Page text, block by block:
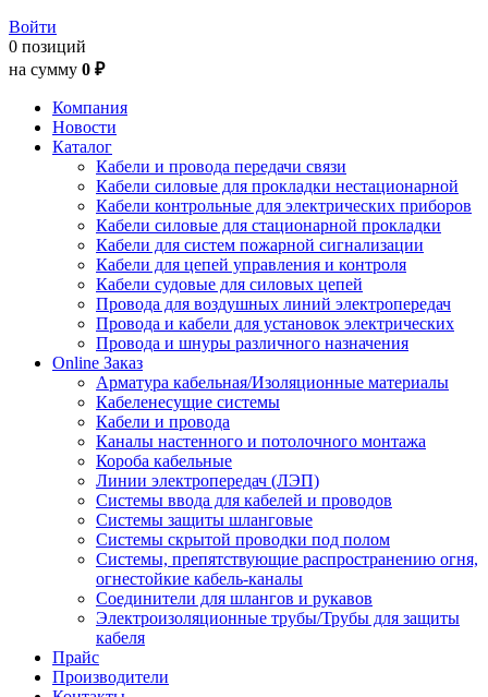
Войти
0 позиций
на сумму 0 ₽
Компания
Новости
Каталог
Кабели и провода передачи связи
Кабели силовые для прокладки нестационарной
Кабели контрольные для электрических приборов
Кабели силовые для стационарной прокладки
Кабели для систем пожарной сигнализации
Кабели для цепей управления и контроля
Кабели судовые для силовых цепей
Провода для воздушных линий электропередач
Провода и кабели для установок электрических
Провода и шнуры различного назначения
Online Заказ
Арматура кабельная/Изоляционные материалы
Кабеленесущие системы
Кабели и провода
Каналы настенного и потолочного монтажа
Короба кабельные
Линии электропередач (ЛЭП)
Системы ввода для кабелей и проводов
Системы защиты шланговые
Системы скрытой проводки под полом
Системы, препятствующие распространению огня,
огнестойкие кабель-каналы
Соединители для шлангов и рукавов
Электроизоляционные трубы/Трубы для защиты
кабеля
Прайс
Производители